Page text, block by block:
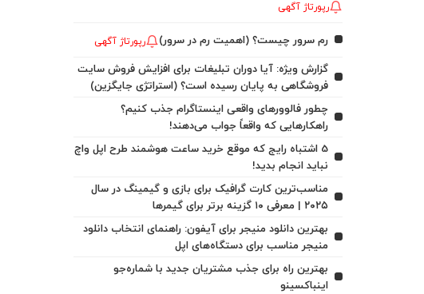
رپورتاژ آگهی
رم سرور چیست؟ (اهمیت رم در سرور) رپورتاژ آگهی
گزارش ویژه: آیا دوران تبلیغات برای افزایش فروش سایت
فروشگاهی به پایان رسیده است؟ (استراتژی جایگزین)
چطور فالوورهای واقعی اینستاگرام جذب کنیم؟
راهکارهایی که واقعاً جواب می‌دهند!
5 اشتباه رایج که موقع خرید ساعت هوشمند طرح اپل واچ
نباید انجام بدید!
مناسب‌ترین کارت گرافیک برای بازی و گیمینگ در سال
۲۰۲۵ | معرفی ۱۰ گزینه برتر برای گیمرها
بهترین دانلود منیجر برای آیفون: راهنمای انتخاب دانلود
منیجر مناسب برای دستگاه‌های اپل
بهترین راه برای جذب مشتریان جدید با شماره‌جو
اینباکسینو